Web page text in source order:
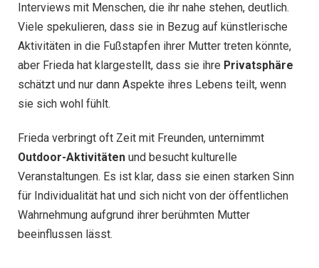
Interviews mit Menschen, die ihr nahe stehen, deutlich.
Viele spekulieren, dass sie in Bezug auf künstlerische
Aktivitäten in die Fußstapfen ihrer Mutter treten könnte,
aber Frieda hat klargestellt, dass sie ihre Privatsphäre
schätzt und nur dann Aspekte ihres Lebens teilt, wenn
sie sich wohl fühlt.
Frieda verbringt oft Zeit mit Freunden, unternimmt
Outdoor-Aktivitäten und besucht kulturelle
Veranstaltungen. Es ist klar, dass sie einen starken Sinn
für Individualität hat und sich nicht von der öffentlichen
Wahrnehmung aufgrund ihrer berühmten Mutter
beeinflussen lässt.